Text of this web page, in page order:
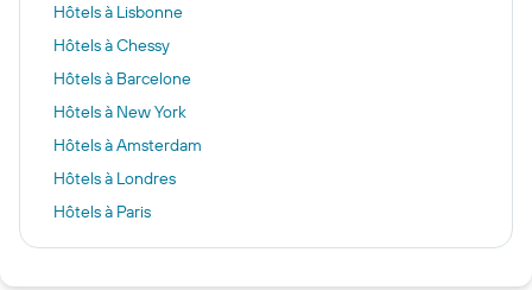
Hôtels à Lisbonne
Hôtels à Chessy
Hôtels à Barcelone
Hôtels à New York
Hôtels à Amsterdam
Hôtels à Londres
Hôtels à Paris
Hôtels à Malaga